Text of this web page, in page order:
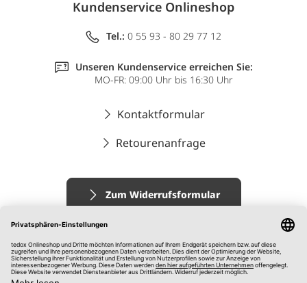
Kundenservice Onlineshop
Tel.: 0 55 93 - 80 29 77 12
Unseren Kundenservice erreichen Sie:
MO-FR: 09:00 Uhr bis 16:30 Uhr
Kontaktformular
Retourenanfrage
Zum Widerrufsformular
Impressum
AGB